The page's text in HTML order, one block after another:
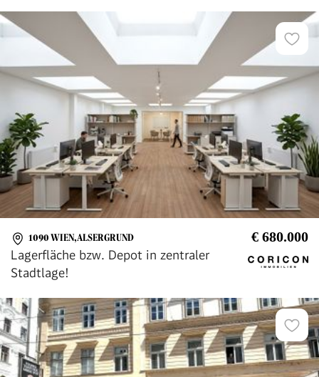
1090 WIEN,ALSERGRUND € 680.000
Lagerfläche bzw. Depot in zentraler
Stadtlage!